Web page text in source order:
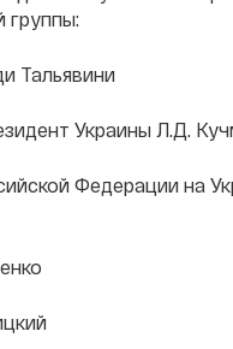
группы:
Тальявини
Украины Л.Д.
Федерации на